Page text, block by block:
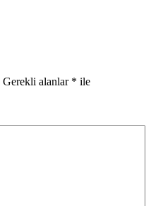
Gerekli alanlar * ile